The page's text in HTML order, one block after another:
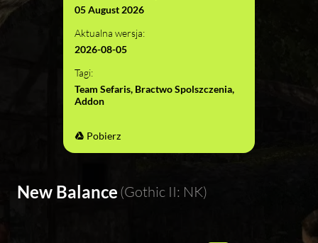
05 August 2026
Aktualna wersja:
2026-08-05
Tagi:
Team Sefaris, Bractwo Spolszczenia,
Addon
Pobierz
New Balance (Gothic II: NK)